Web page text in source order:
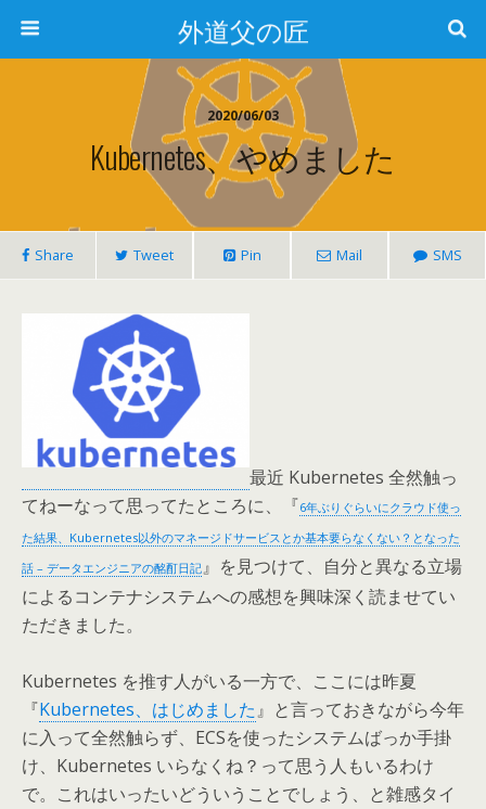
外道父の匠
2020/06/03
Kubernetes、やめました
Share Tweet Pin Mail SMS
最近 Kubernetes 全然触っ
てねーなって思ってたところに、『6年ぶりぐらいにクラウド使っ
た結果、Kubernetes以外のマネージドサービスとか基本要らなくない？となった
話 – データエンジニアの酩酊日記』を見つけて、自分と異なる立場
によるコンテナシステムへの感想を興味深く読ませてい
ただきました。
Kubernetes を推す人がいる一方で、ここには昨夏
『Kubernetes、はじめました』と言っておきながら今年
に入って全然触らず、ECSを使ったシステムばっか手掛
け、Kubernetes いらなくね？って思う人もいるわけ
で。これはいったいどういうことでしょう、と雑感タイ